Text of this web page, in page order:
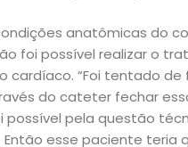
anatômicas do
foi possível realizar o
cardíaco. “Foi tentado de
do cateter fechar
possível pela questão
esse paciente teria